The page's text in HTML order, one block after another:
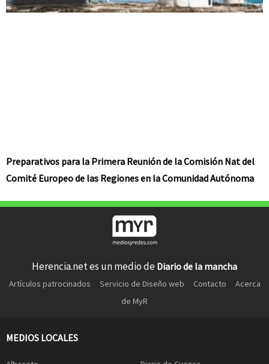
Preparativos para la Primera Reunión de la Comisión Nat del
Comité Europeo de las Regiones en la Comunidad Autónoma
Herencia.net es un medio de Diario de la mancha
Artículos patrocinados Servicio de Diseño web Contacto
Acerca
de MyR
MEDIOS LOCALES